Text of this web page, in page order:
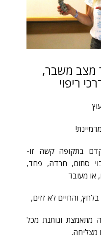
מצב משבר,
בתקופה קשה זו-
סתום, חרדה, פחד,
או מעובד
והחיים לא זזים,
ונותנת מכל
מצליחה.